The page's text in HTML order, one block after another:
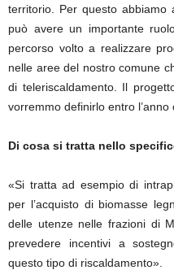
territorio. Per questo abbiamo
può avere un importante
percorso volto a realizzare
nelle aree del nostro comune
di teleriscaldamento. Il
vorremmo definirlo entro
Di cosa si tratta nello
«Si tratta ad esempio di
per l’acquisto di biomasse
delle utenze nelle frazioni di
prevedere incentivi a
questo tipo di riscaldamento».